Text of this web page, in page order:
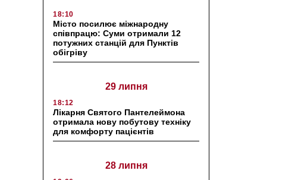
18:10
Місто посилює міжнародну
співпрацю: Суми отримали 12
потужних станцій для Пунктів
обігріву
29 липня
18:12
Лікарня Святого Пантелеймона
отримала нову побутову техніку
для комфорту пацієнтів
28 липня